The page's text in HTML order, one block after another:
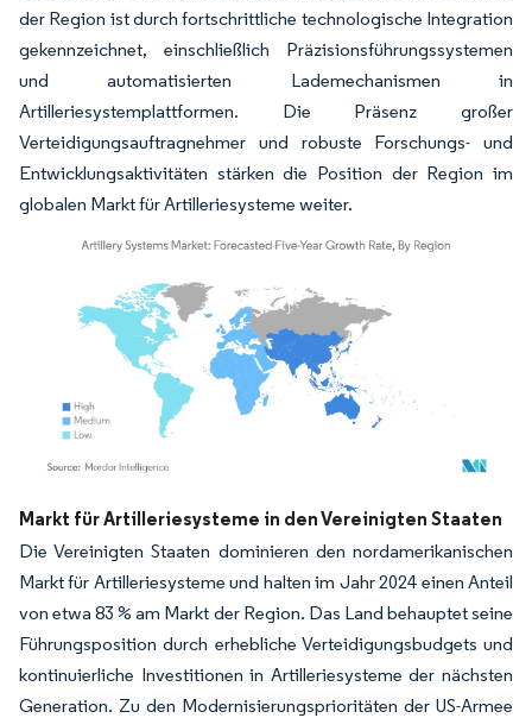
der Region ist durch fortschrittliche technologische Integration
gekennzeichnet, einschließlich Präzisionsführungssystemen
und automatisierten Lademechanismen in
Artilleriesystemplattformen. Die Präsenz großer
Verteidigungsauftragnehmer und robuste Forschungs- und
Entwicklungsaktivitäten stärken die Position der Region im
globalen Markt für Artilleriesysteme weiter.
Bild © Mordor Intelligence. Wiederverwendung erfordert Namensnennung gemäß
Markt für Artilleriesysteme in den Vereinigten Staaten
Die Vereinigten Staaten dominieren den nordamerikanischen
Markt für Artilleriesysteme und halten im Jahr 2024 einen Anteil
von etwa 83 % am Markt der Region. Das Land behauptet seine
Führungsposition durch erhebliche Verteidigungsbudgets und
kontinuierliche Investitionen in Artilleriesysteme der nächsten
Generation. Zu den Modernisierungsprioritäten der US-Armee